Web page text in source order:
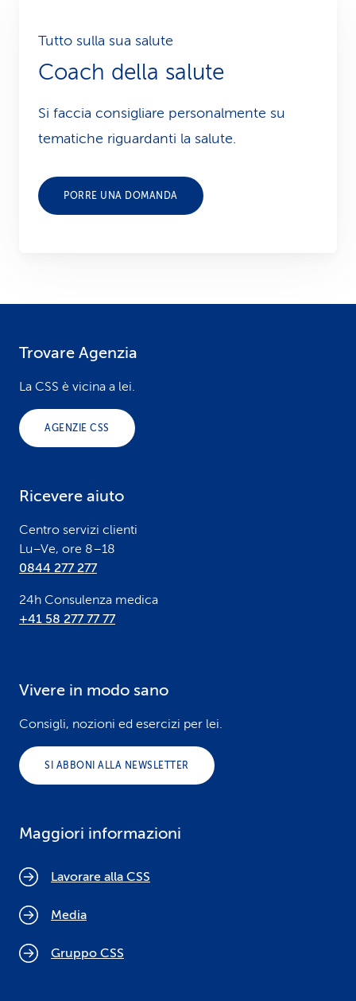
Tutto sulla sua salute
Coach della salute
Si faccia consigliare personalmente su
tematiche riguardanti la salute.
PORRE UNA DOMANDA
Trovare Agenzia
La CSS è vicina a lei.
AGENZIE CSS
Ricevere aiuto
Centro servizi clienti
Lu–Ve, ore 8–18
0844 277 277
24h Consulenza medica
+41 58 277 77 77
Vivere in modo sano
Consigli, nozioni ed esercizi per lei.
SI ABBONI ALLA NEWSLETTER
Maggiori informazioni
Lavorare alla CSS
Media
Gruppo CSS